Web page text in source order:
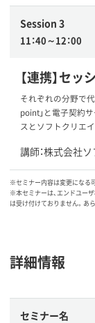
Session 3
11：40～12：00
【連携】セッ
それぞれの分野で
point」と電子契約
スとソフトクリエ
講師：株式会社
※セミナー内容は変更になる
※本セミナーは、エンドユー
は受け付けておりません。あ
詳細情報
セミナー名